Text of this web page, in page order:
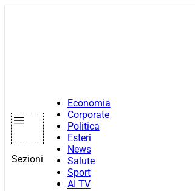
Sezioni
Economia
Corporate
Politica
Esteri
News
Salute
Sport
AI TV